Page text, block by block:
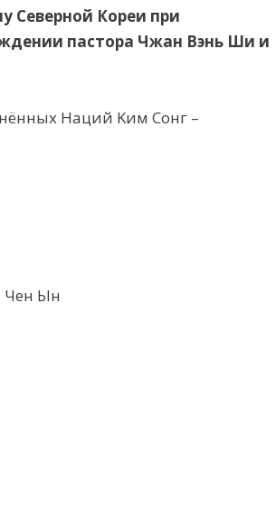
Северной Кореи при
пастора Чжан Вэнь Ши и
Наций Kим Сонг –
Чен Ын